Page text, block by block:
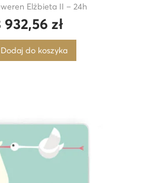
Elżbieta II – 24h
932,56 zł
Dodaj do koszyka